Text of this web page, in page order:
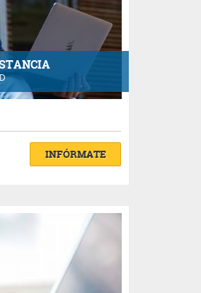
INFÓRMATE